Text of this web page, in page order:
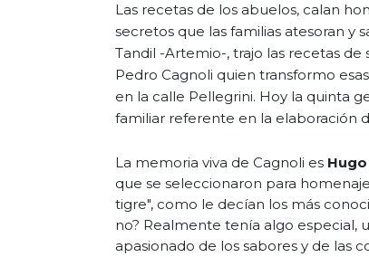
Las recetas de los abuelos, calan
secretos que las familias atesoran y
Tandil -Artemio-, trajo las recetas de
Pedro Cagnoli quien transformo
en la calle Pellegrini. Hoy la quinta
familiar referente en la elaboración
La memoria viva de Cagnoli es
que se seleccionaron para
tigre", como le decían los más
no? Realmente tenía algo especial,
apasionado de los sabores y de las